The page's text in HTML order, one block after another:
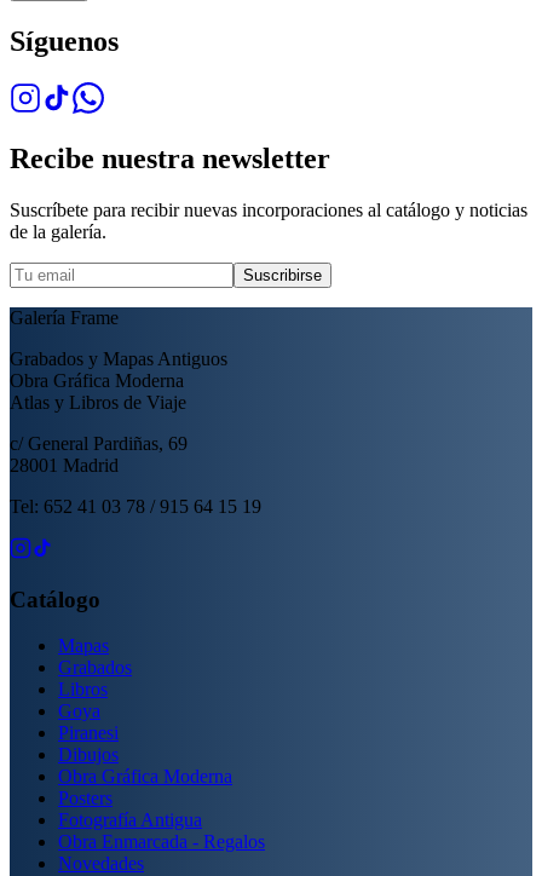
Síguenos
Recibe nuestra newsletter
Suscríbete para recibir nuevas incorporaciones al catálogo y noticias
de la galería.
Suscribirse
Galería Frame
Grabados y Mapas Antiguos
Obra Gráfica Moderna
Atlas y Libros de Viaje
c/ General Pardiñas, 69
28001 Madrid
Tel: 652 41 03 78 / 915 64 15 19
Catálogo
Mapas
Grabados
Libros
Goya
Piranesi
Dibujos
Obra Gráfica Moderna
Posters
Fotografía Antigua
Obra Enmarcada - Regalos
Novedades